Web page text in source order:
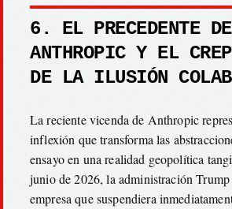
6. EL PRECEDENTE DE
ANTHROPIC Y EL
DE LA ILUSIÓN
La reciente vicenda de Anthropic
inflexión que transforma las
ensayo en una realidad geopolítica
junio de 2026, la administración
empresa que suspendiera